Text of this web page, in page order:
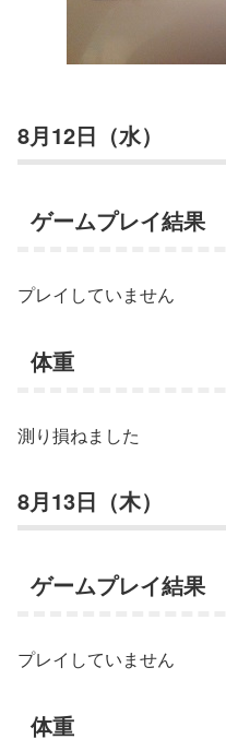
8月12日（水）
ゲームプレイ結果
プレイしていません
体重
測り損ねました
8月13日（木）
ゲームプレイ結果
プレイしていません
体重